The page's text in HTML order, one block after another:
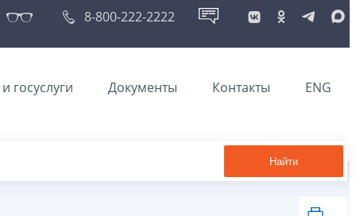
8-800-222-2222
госуслуги Документы Контакты ENG
Найти